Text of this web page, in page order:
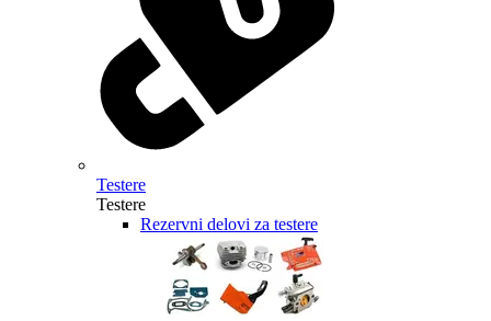
Testere
Testere
Rezervni delovi za testere